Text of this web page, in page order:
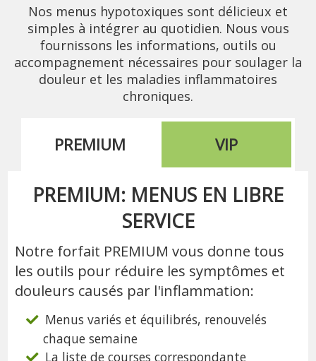
Nos menus hypotoxiques sont délicieux et
simples à intégrer au quotidien. Nous vous
fournissons les informations, outils ou
accompagnement nécessaires pour soulager la
douleur et les maladies inflammatoires
chroniques.
PREMIUM VIP
PREMIUM: MENUS EN LIBRE
SERVICE
Notre forfait PREMIUM vous donne tous
les outils pour réduire les symptômes et
douleurs causés par l'inflammation:
Menus variés et équilibrés, renouvelés
chaque semaine
La liste de courses correspondante